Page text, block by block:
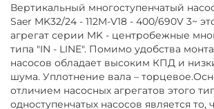
Вертикальный многоступенчатый
Saer MK32/24 - 112M-V18 - 400/690V 3~
агрегат серии MK - центробежные
типа "IN - LINE". Помимо удобства
насосов обладает высоким КПД и
шума. Уплотнение вала –
отличием насосных агрегатов этого
одноступенчатых насосов является то,